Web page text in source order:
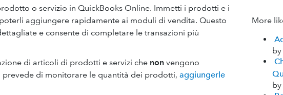
o servizio in QuickBooks Online. Immetti i prodotti e i
aggiungere rapidamente ai moduli di vendita. Questo
e consente di completare le transazioni più
di articoli di prodotti e servizi che non vengono
di monitorare le quantità dei prodotti, aggiungerle
More